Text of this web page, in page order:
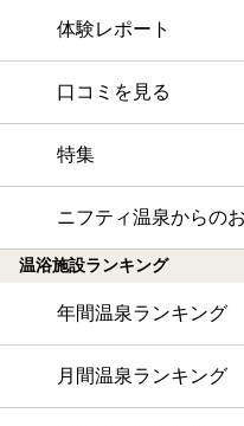
体験レポート
口コミを見る
特集
ニフティ温泉からの
温浴施設ランキング
年間温泉ランキング
月間温泉ランキング